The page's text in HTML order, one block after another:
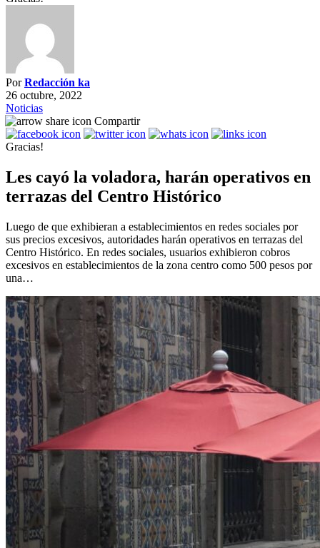
PorRedacción ka
26 octubre, 2022
Noticias
Compartir
Gracias!
Les cayó la voladora, harán operativos en
terrazas del Centro Histórico
Luego de que exhibieran a establecimientos en redes sociales por
sus precios excesivos, autoridades harán operativos en terrazas del
Centro Histórico. En redes sociales, usuarios exhibieron cobros
excesivos en establecimientos de la zona centro como 500 pesos por
una…